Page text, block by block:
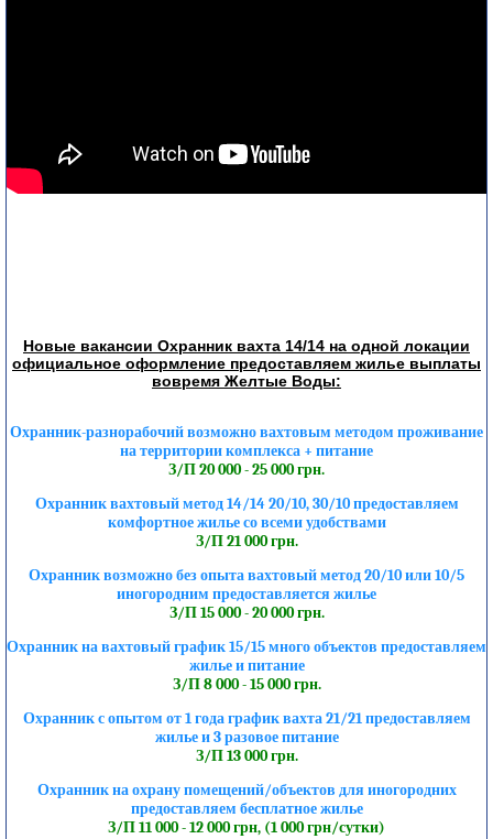
Новые вакансии Охранник вахта 14/14 на одной локации
официальное оформление предоставляем жилье выплаты
вовремя Желтые Воды:
Охранник-разнорабочий возможно вахтовым методом проживание
на территории комплекса + питание
З/П 20 000 - 25 000 грн.
Охранник вахтовый метод 14/14 20/10, 30/10 предоставляем
комфортное жилье со всеми удобствами
З/П 21 000 грн.
Охранник возможно без опыта вахтовый метод 20/10 или 10/5
иногородним предоставляется жилье
З/П 15 000 - 20 000 грн.
Охранник на вахтовый график 15/15 много объектов предоставляем
жилье и питание
З/П 8 000 - 15 000 грн.
Охранник с опытом от 1 года график вахта 21/21 предоставляем
жилье и 3 разовое питание
З/П 13 000 грн.
Охранник на охрану помещений/объектов для иногородних
предоставляем бесплатное жилье
З/П 11 000 - 12 000 грн, (1 000 грн/сутки)